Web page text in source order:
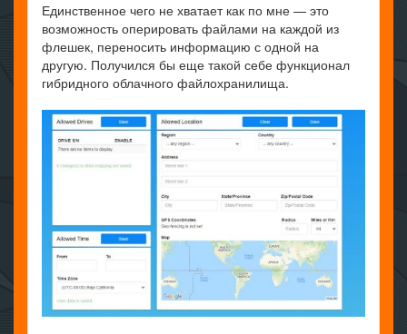
Единственное чего не хватает как по мне — это
возможность оперировать файлами на каждой из
флешек, переносить информацию с одной на
другую. Получился бы еще такой себе функционал
гибридного облачного файлохранилища.